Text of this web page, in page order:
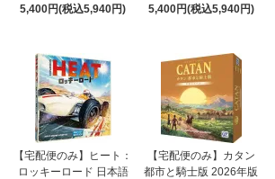
5,400円(税込5,940円)
5,400円(税込5,940円)
【宅配便のみ】ヒート：
ロッキーロード 日本語
【宅配便のみ】カタン
都市と騎士版 2026年版